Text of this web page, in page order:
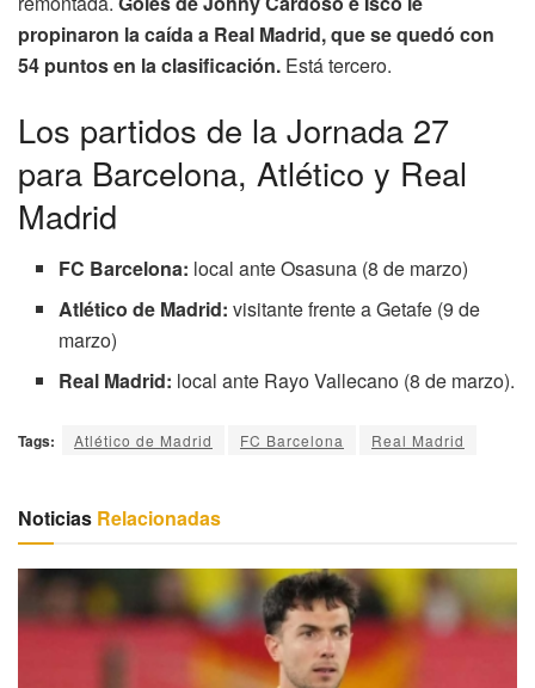
propinaron la caída a Real Madrid, que se quedó con
54 puntos en la clasificación. Está tercero.
Los partidos de la Jornada 27
para Barcelona, Atlético y Real
Madrid
FC Barcelona: local ante Osasuna (8 de marzo)
Atlético de Madrid: visitante frente a Getafe (9 de
marzo)
Real Madrid: local ante Rayo Vallecano (8 de marzo).
Tags: Atlético de Madrid FC Barcelona Real Madrid
Noticias Relacionadas